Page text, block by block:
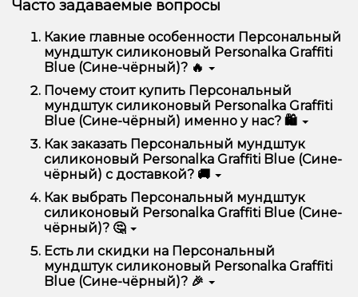
Часто задаваемые вопросы
Какие главные особенности Персональный
мундштук силиконовый Personalka Graffiti
Blue (Сине-чёрный)? 🔥
Персональный мундштук силиконовый Personalka
Graffiti Blue (Сине-чёрный) отличается высоким
качеством, удобством использования и
надежностью.
Почему стоит купить Персональный
мундштук силиконовый Personalka Graffiti
Blue (Сине-чёрный) именно у нас? 🛍️
Мы предлагаем только оригинальную продукцию,
широкий ассортимент, выгодные цены и быструю
доставку. Кроме того, у нас регулярные акции и
скидки для клиентов!
Как заказать Персональный мундштук
силиконовый Personalka Graffiti Blue (Сине-
чёрный) с доставкой? 🚚
Оформить заказ можно в несколько кликов:
Добавьте Персональный мундштук
силиконовый Personalka Graffiti Blue (Сине-
чёрный) в корзину.
Перейдите к оформлению заказа.
Выберите удобный способ оплаты и
доставки.
Как выбрать Персональный мундштук
силиконовый Personalka Graffiti Blue (Сине-
чёрный)? 🤔
Выбор зависит от ваших предпочтений – например,
если это кальян, учитывайте размер, материал и тип
чаши, если вейп – мощность и вкус. Наши
менеджеры помогут подобрать идеальный вариант.
Есть ли скидки на Персональный
мундштук силиконовый Personalka Graffiti
Blue (Сине-чёрный)? 🎉